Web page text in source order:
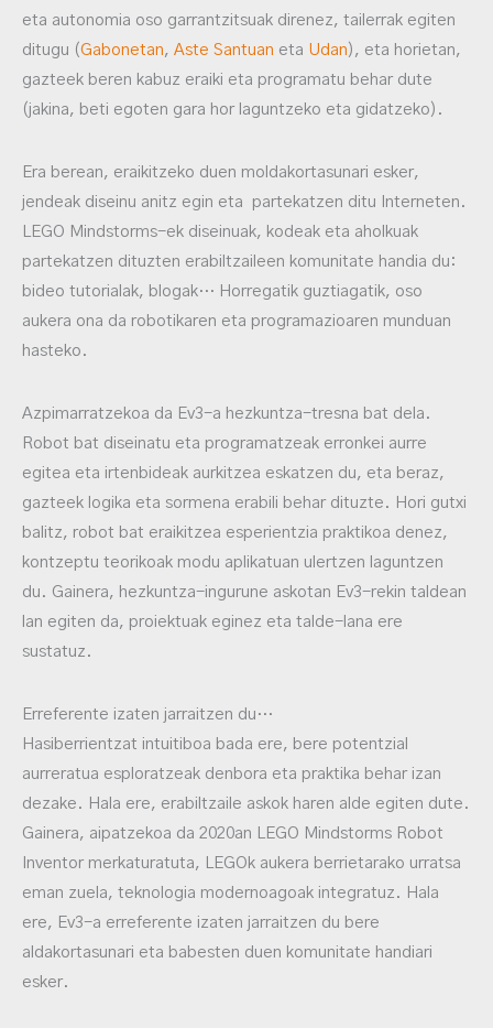
eta autonomia oso garrantzitsuak direnez, tailerrak egiten
ditugu (Gabonetan , Aste Santuan eta Udan), eta horietan,
gazteek beren kabuz eraiki eta programatu behar dute
(jakina, beti egoten gara hor laguntzeko eta gidatzeko).
Era berean, eraikitzeko duen moldakortasunari esker,
jendeak diseinu anitz egin eta partekatzen ditu Interneten.
LEGO Mindstorms-ek diseinuak, kodeak eta aholkuak
partekatzen dituzten erabiltzaileen komunitate handia du:
bideo tutorialak, blogak… Horregatik guztiagatik, oso
aukera ona da robotikaren eta programazioaren munduan
hasteko.
Azpimarratzekoa da Ev3-a hezkuntza-tresna bat dela.
Robot bat diseinatu eta programatzeak erronkei aurre
egitea eta irtenbideak aurkitzea eskatzen du, eta beraz,
gazteek logika eta sormena erabili behar dituzte. Hori gutxi
balitz, robot bat eraikitzea esperientzia praktikoa denez,
kontzeptu teorikoak modu aplikatuan ulertzen laguntzen
du. Gainera, hezkuntza-ingurune askotan Ev3-rekin taldean
lan egiten da, proiektuak eginez eta talde-lana ere
sustatuz.
Erreferente izaten jarraitzen du…
Hasiberrientzat intuitiboa bada ere, bere potentzial
aurreratua esploratzeak denbora eta praktika behar izan
dezake. Hala ere, erabiltzaile askok haren alde egiten dute.
Gainera, aipatzekoa da 2020an LEGO Mindstorms Robot
Inventor merkaturatuta, LEGOk aukera berrietarako urratsa
eman zuela, teknologia modernoagoak integratuz. Hala
ere, Ev3-a erreferente izaten jarraitzen du bere
aldakortasunari eta babesten duen komunitate handiari
esker.